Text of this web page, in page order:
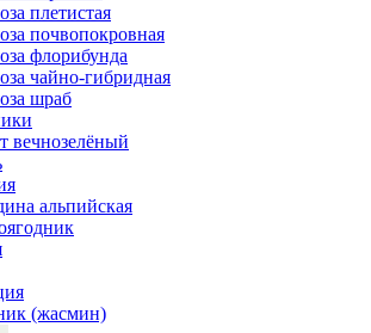
плетистая
почвопокровная
флорибунда
чайно-гибридная
шраб
вечнозелёный
альпийская
(жасмин)